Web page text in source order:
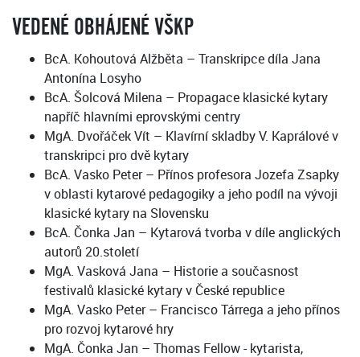
VEDENÉ OBHÁJENÉ VŠKP
BcA. Kohoutová Alžběta – Transkripce díla Jana
Antonína Losyho
BcA. Šolcová Milena – Propagace klasické kytary
napříč hlavními eprovskými centry
MgA. Dvořáček Vít – Klavírní skladby V. Kaprálové v
transkripci pro dvě kytary
BcA. Vasko Peter – Přínos profesora Jozefa Zsapky
v oblasti kytarové pedagogiky a jeho podíl na vývoji
klasické kytary na Slovensku
BcA. Čonka Jan – Kytarová tvorba v díle anglických
autorů 20.století
MgA. Vasková Jana – Historie a současnost
festivalů klasické kytary v České republice
MgA. Vasko Peter – Francisco Tárrega a jeho přínos
pro rozvoj kytarové hry
MgA. Čonka Jan – Thomas Fellow - kytarista,